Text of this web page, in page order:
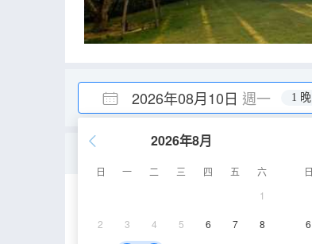
2026年08月10日 週一 1 晚
2026年8月
日 一 二 三 四 五
六
1
2 3 4 5 6 7 8
日
6